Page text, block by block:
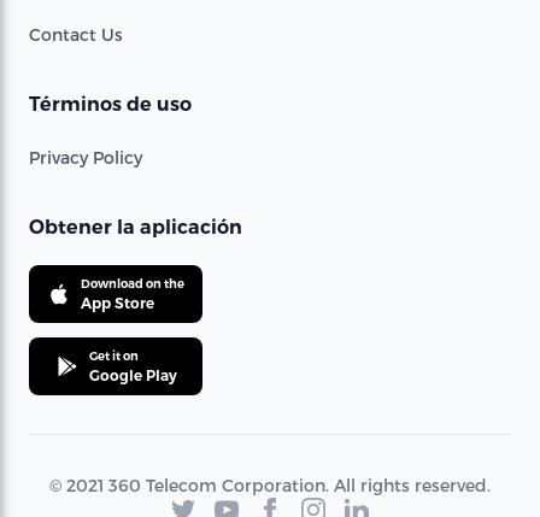
Contact Us
Términos de uso
Privacy Policy
Obtener la aplicación
Download on the
App Store
Get it on
Google Play
© 2021 360 Telecom Corporation. All rights reserved.